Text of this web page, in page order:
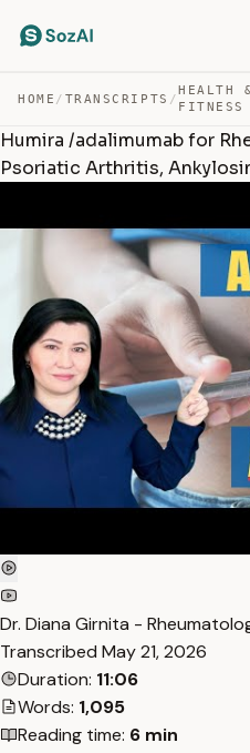
HOME / TRANSCRIPTS /
HEALTH
FITNESS
Humira /adalimumab for
Psoriatic Arthritis,
Dr. Diana Girnita -
Transcribed May 21, 2026
Duration: 11:06
Words: 1,095
Reading time: 6 min